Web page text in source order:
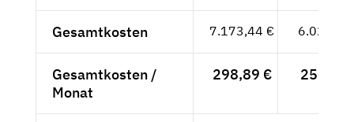
Gesamtkosten 7.173,44 € 6.028,10
Gesamtkosten /
Monat
298,89 € 251,17